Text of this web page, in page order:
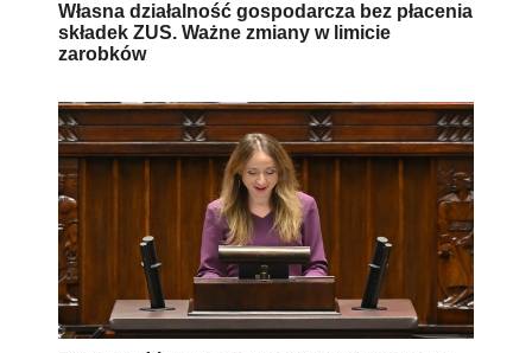
Własna działalność gospodarcza bez płacenia
składek ZUS. Ważne zmiany w limicie
zarobków